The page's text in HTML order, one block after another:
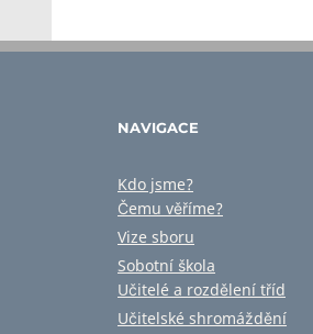
NAVIGACE
Kdo jsme?
Čemu věříme?
Vize sboru
Sobotní škola
Učitelé a rozdělení tříd
Učitelské shromáždění